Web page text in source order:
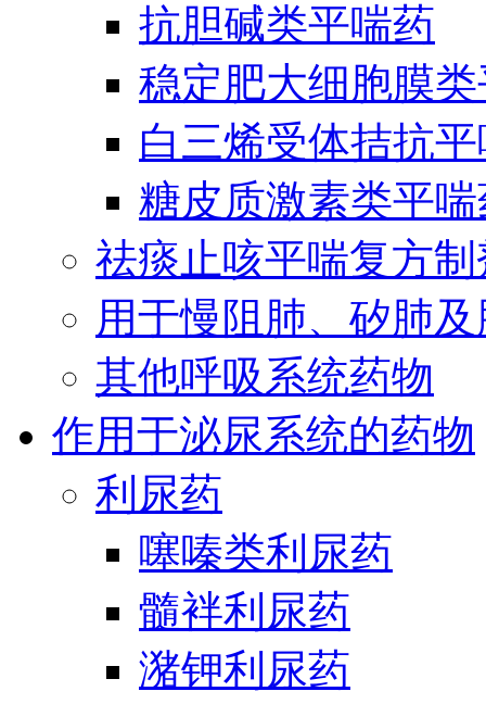
抗胆碱类平喘药
稳定肥大细胞膜
白三烯受体拮抗
糖皮质激素类平
祛痰止咳平喘复方制
用于慢阻肺、矽肺
其他呼吸系统药物
作用于泌尿系统的药物
利尿药
噻嗪类利尿药
髓袢利尿药
潴钾利尿药